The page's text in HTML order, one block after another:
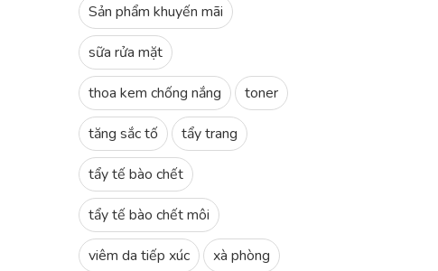
Sản phẩm khuyến mãi
sữa rửa mặt
thoa kem chống nắng toner
tăng sắc tố tẩy trang
tẩy tế bào chết
tẩy tế bào chết môi
viêm da tiếp xúc xà phòng